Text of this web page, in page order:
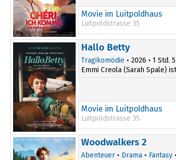
Movie im Luitpoldhaus
Luitpoldstrasse 35
20:00
Hallo Betty
Tragikomödie • 2026 • 1 Std.
Emmi Creola (Sarah Spale)
Movie im Luitpoldhaus
Luitpoldstrasse 35
18:00
Woodwalkers 2
Abenteuer • Drama • Fantasy •